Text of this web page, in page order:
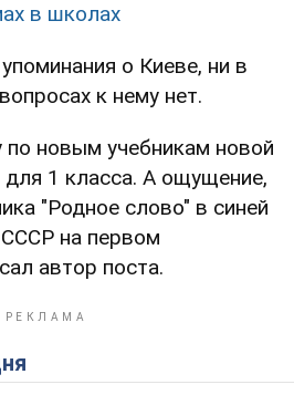
в школах
о Киеве, ни в
к нему нет.
новым учебникам новой
1 класса. А ощущение,
"Родное слово" в синей
на первом
автор поста.